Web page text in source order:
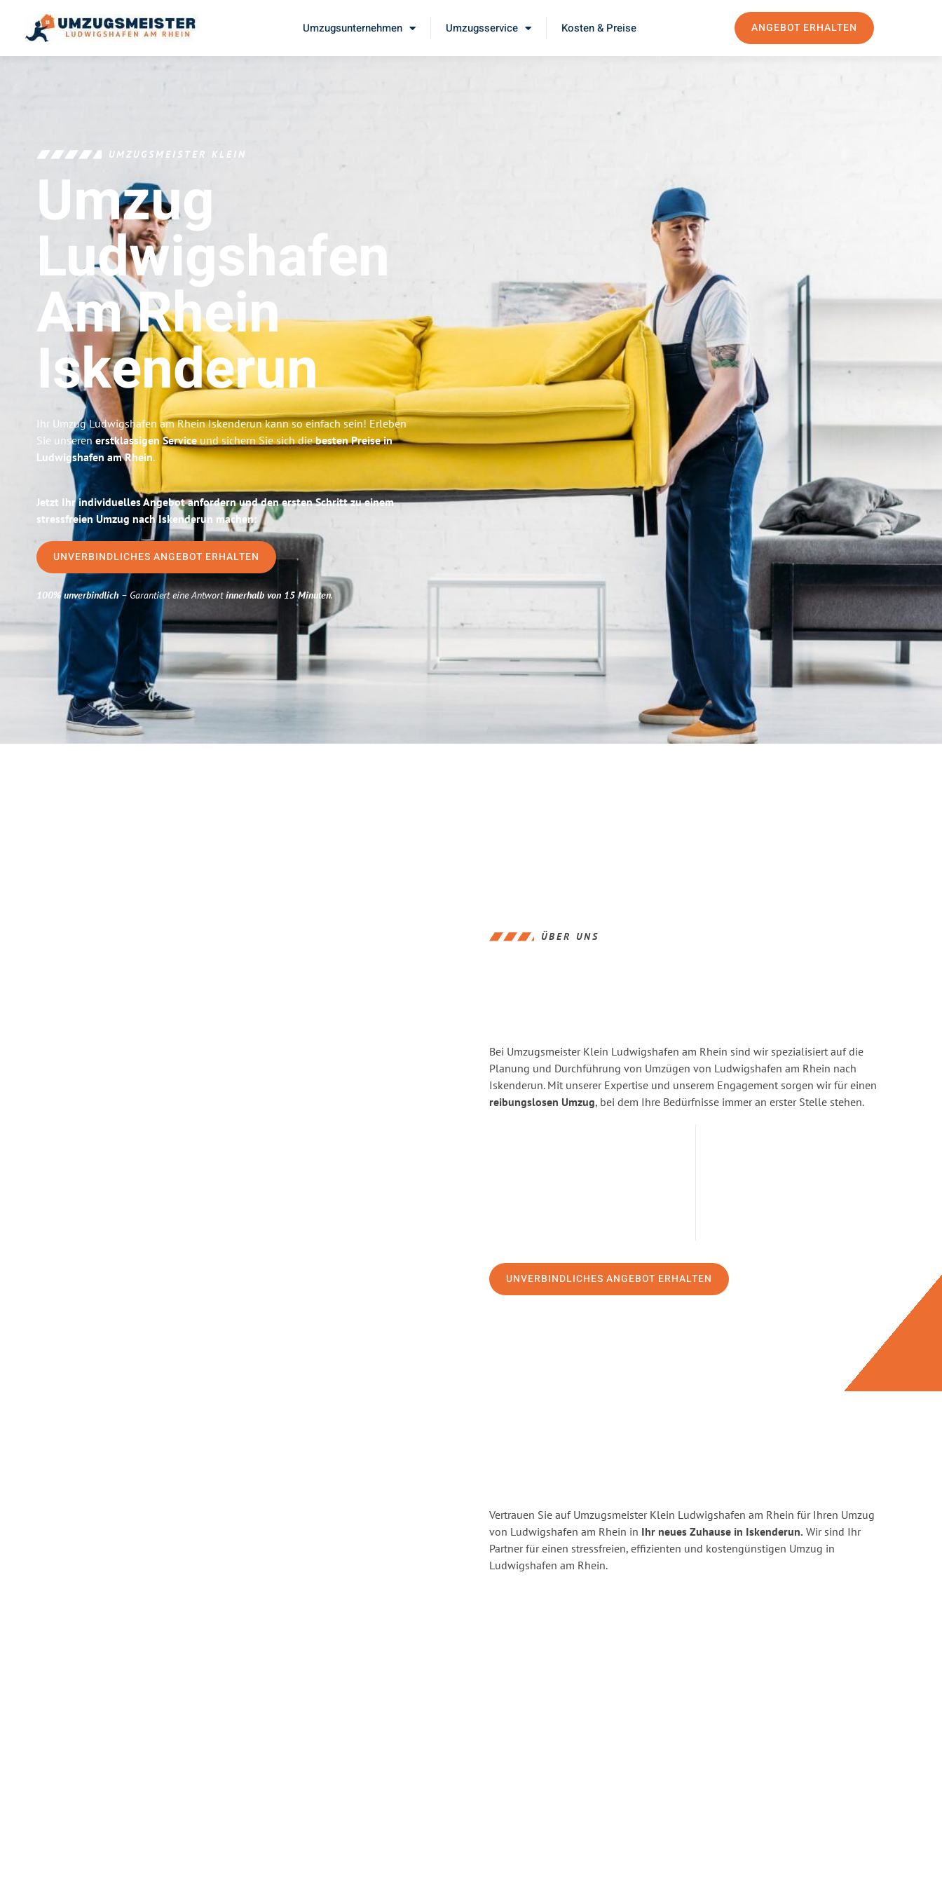
Umzugsunternehmen Umzugsservice Kosten & Preise ANGEBOT ERHALTEN
UMZUGSMEISTER KLEIN
Umzug
Ludwigshafen
Am Rhein
Iskenderun
Ihr Umzug Ludwigshafen am Rhein Iskenderun kann so einfach sein! Erleben
Sie unserenerstklassigen Serviceund sichern Sie sich diebesten Preise in
Ludwigshafen am Rhein.
Jetzt Ihr individuelles Angebot anfordern und den ersten Schritt zu einem
stressfreien Umzug nach Iskenderun machen:
UNVERBINDLICHES ANGEBOT ERHALTEN
100% unverbindlich– Garantiert eine Antwortinnerhalb von 15 Minuten.
ÜBER UNS
Bei Umzugsmeister Klein Ludwigshafen am Rhein sind wir spezialisiert auf die
Planung und Durchführung von Umzügen von Ludwigshafen am Rhein nach
Iskenderun. Mit unserer Expertise und unserem Engagement sorgen wir für einen
reibungslosen Umzug, bei dem Ihre Bedürfnisse immer an erster Stelle stehen.
UNVERBINDLICHES ANGEBOT ERHALTEN
Vertrauen Sie auf Umzugsmeister Klein Ludwigshafen am Rhein für Ihren Umzug
von Ludwigshafen am Rhein in Ihr neues Zuhause in Iskenderun. Wir sind Ihr
Partner für einen stressfreien, effizienten und kostengünstigen Umzug in
Ludwigshafen am Rhein.